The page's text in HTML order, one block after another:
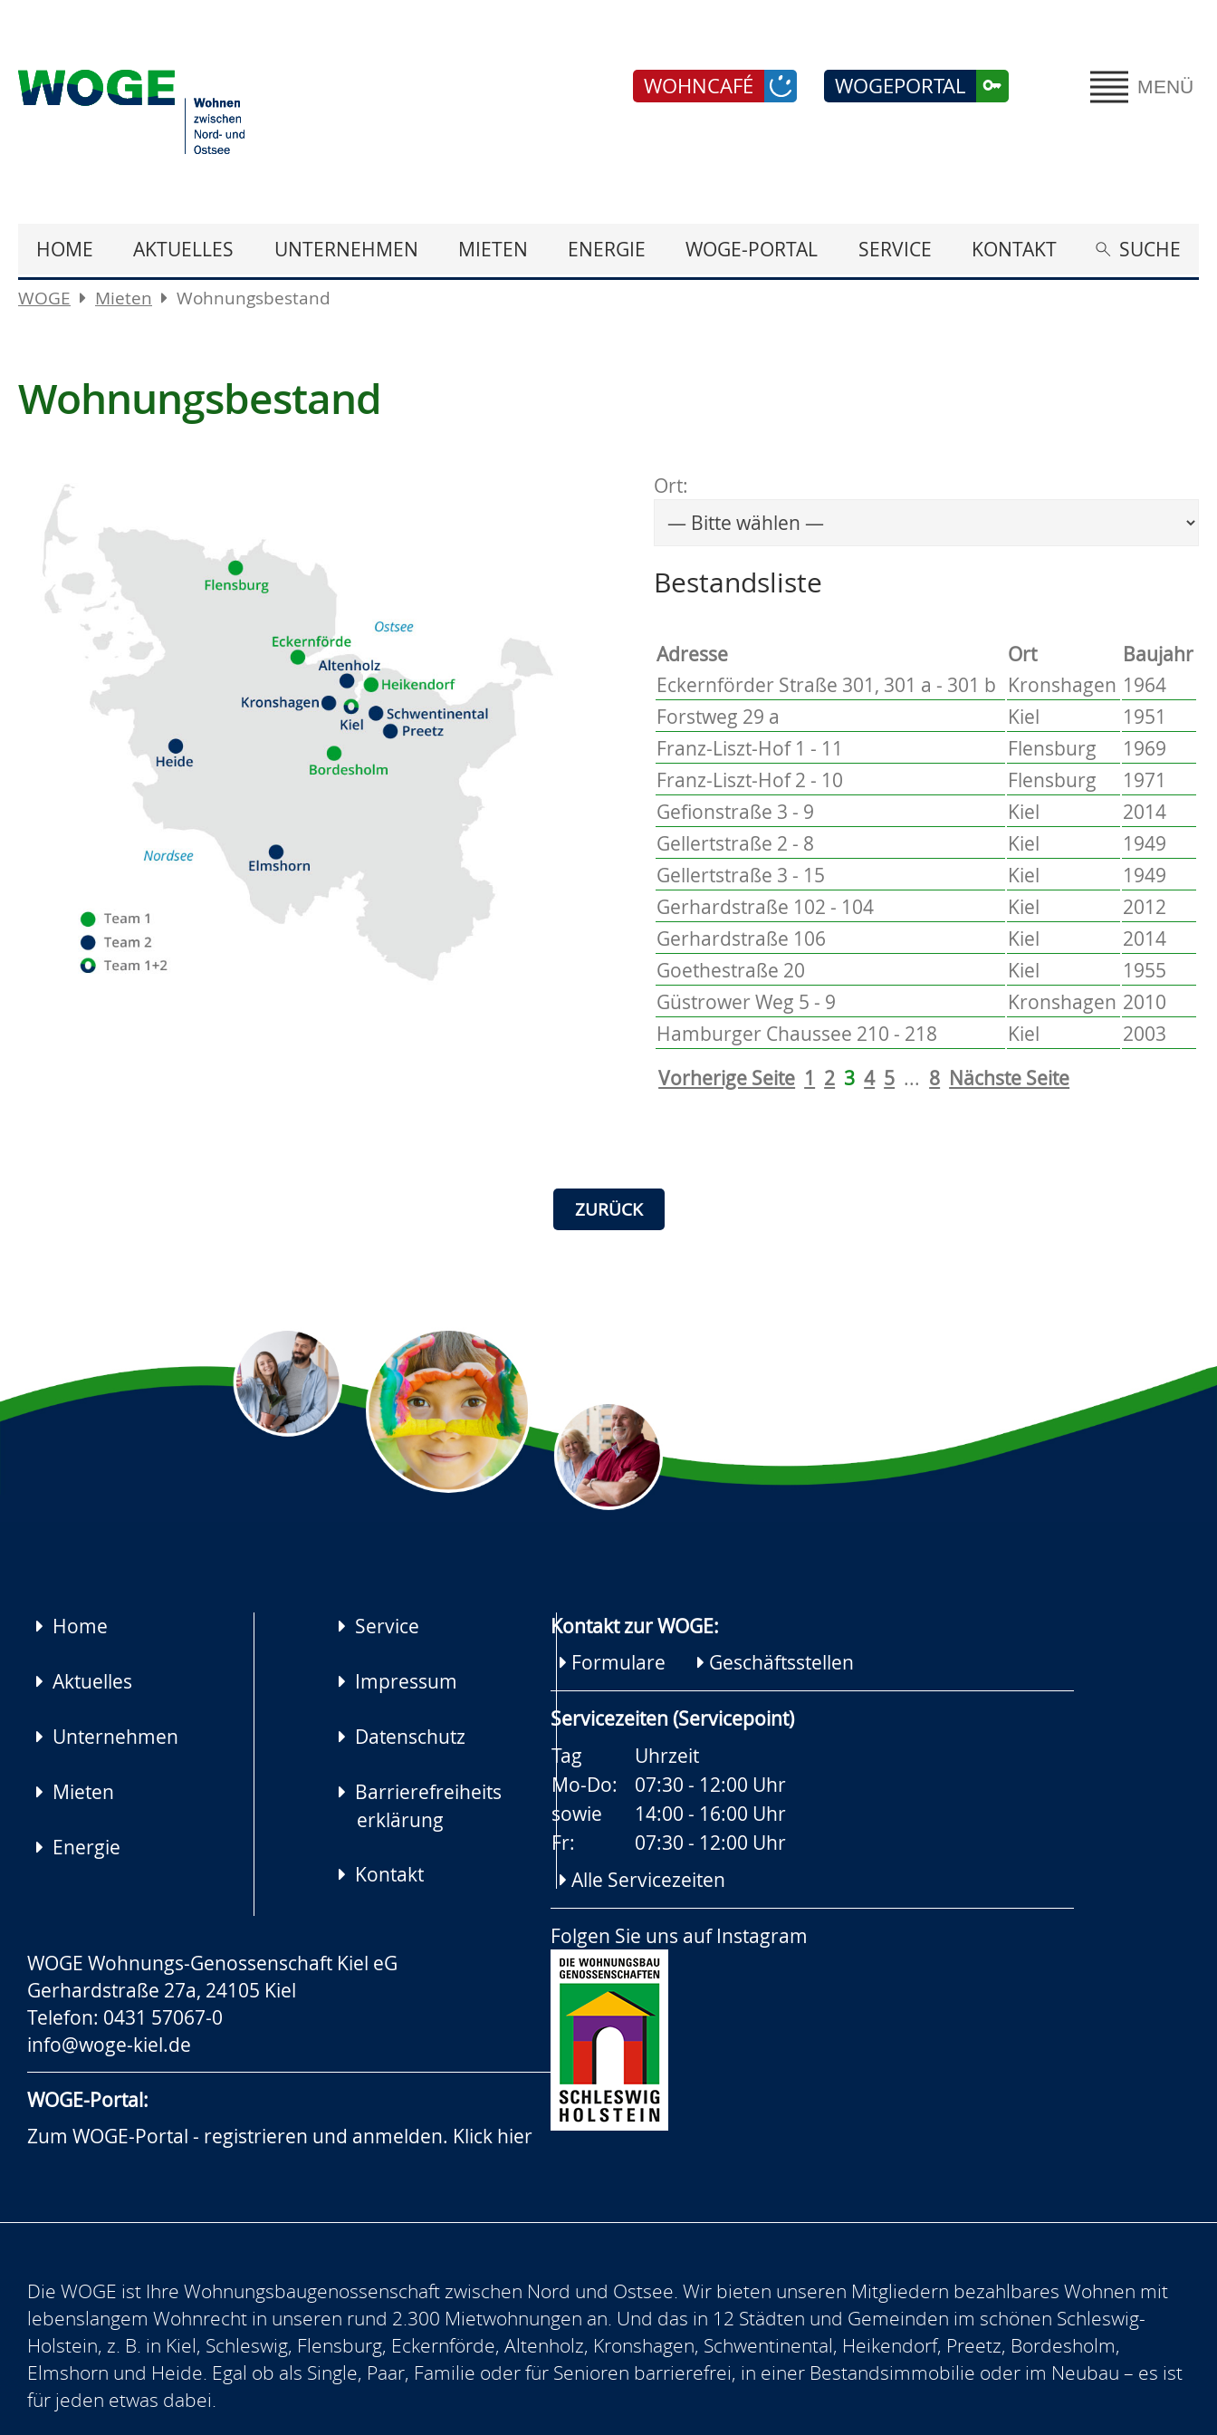
MENÜ
WOGEPORTAL
WOHNCAFÉ
HOME AKTUELLES UNTERNEHMEN MIETEN ENERGIE WOGE-PORTAL SERVICE KONTAKT SUCHE
WOGE Mieten Wohnungsbestand
Wohnungsbestand
Ort:
Wählen Sie einen Ort, um zur entsprechenden Seite zu
Bestandsliste
Adresse Ort
Baujahr
Eckernförder Straße 301, 301 a - 301 b Kronshagen 1964
Forstweg 29 a
Kiel
1951
Franz-Liszt-Hof 1 - 11
Flensburg
1969
Franz-Liszt-Hof 2 - 10
Flensburg
1971
Gefionstraße 3 - 9
Kiel
2014
Gellertstraße 2 - 8
Kiel
1949
Gellertstraße 3 - 15
Kiel
1949
Gerhardstraße 102 - 104
Kiel
2012
Gerhardstraße 106
Kiel
2014
Goethestraße 20
Kiel
1955
Güstrower Weg 5 - 9
Kronshagen 2010
Hamburger Chaussee 210 - 218
Kiel
2003
Vorherige Seite 1 2 3 4 5 ... 8 Nächste Seite
ZURÜCK
Navigation
Home
Aktuelles
Unternehmen
Mieten
Energie
Service
Impressum
Datenschutz
Barrierefreiheits
erklärung
Kontakt
Kontakt zur WOGE:
Formulare
Geschäftsstellen
Servicezeiten (Servicepoint)
Tag
Uhrzeit
Mo-Do:
07:30 - 12:00 Uhr
sowie
14:00 - 16:00 Uhr
Fr:
07:30 - 12:00 Uhr
Alle Servicezeiten
Folgen Sie uns auf Instagram
WOGE Wohnungs-Genossenschaft Kiel eG
Gerhardstraße 27a, 24105 Kiel
Telefon: 0431 57067-0
info@woge-kiel.de
WOGE-Portal:
Zum WOGE-Portal - registrieren und anmelden. Klick hier
Die WOGE ist Ihre Wohnungsbaugenossenschaft zwischen Nord und Ostsee. Wir bieten unseren Mitgliedern bezahlbares Wohnen mit
lebenslangem Wohnrecht in unseren rund 2.300 Mietwohnungen an. Und das in 12 Städten und Gemeinden im schönen Schleswig-
Holstein, z. B. in Kiel, Schleswig, Flensburg, Eckernförde, Altenholz, Kronshagen, Schwentinental, Heikendorf, Preetz, Bordesholm,
Elmshorn und Heide. Egal ob als Single, Paar, Familie oder für Senioren barrierefrei, in einer Bestandsimmobilie oder im Neubau – es ist
für jeden etwas dabei.